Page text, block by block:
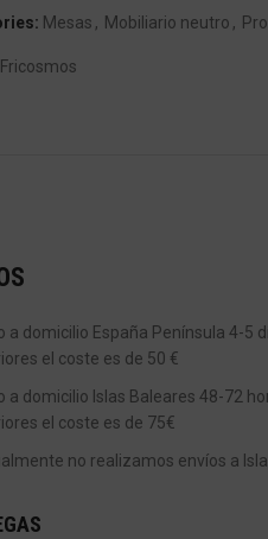
Mesas , Mobiliario neutro ,
Fricosmos
a domicilio España Península 4-5
el coste es de 50 €
a domicilio Islas Baleares 48-72
el coste es de 75€
no realizamos envíos a